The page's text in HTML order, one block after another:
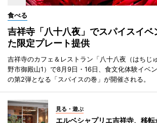
食べる
吉祥寺「八十八夜」でスパイスイベ
た限定プレート提供
吉祥寺のカフェ＆レストラン「八十八夜（はちじ
野市御殿山1）で8月9日・16日、食文化体験イベ
の第2弾となる「スパイスの巻」が開催される。
見る・遊ぶ
エルベシャプリエ吉祥寺、移